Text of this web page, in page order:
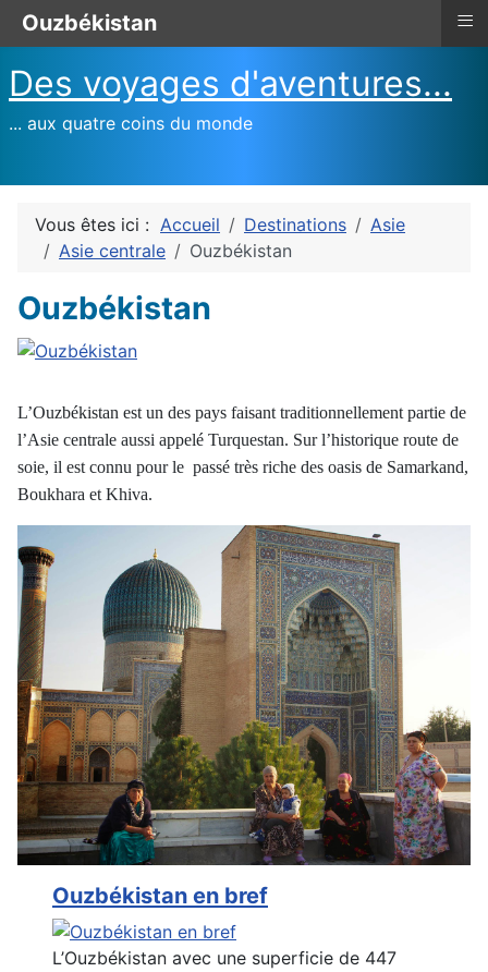
Des voyages d'aventures...
... aux quatre coins du monde
Vous êtes ici : Accueil Destinations
Asie
Asie centrale
Ouzbékistan
Ouzbékistan
L’Ouzbékistan est un des pays faisant traditionnellement partie de
l’Asie centrale aussi appelé Turquestan. Sur l’historique route de
soie, il est connu pour le passé très riche des oasis de Samarkand,
Boukhara et Khiva.
Ouzbékistan en bref
L’Ouzbékistan avec une superficie de 447
Ouzbékistan ≡